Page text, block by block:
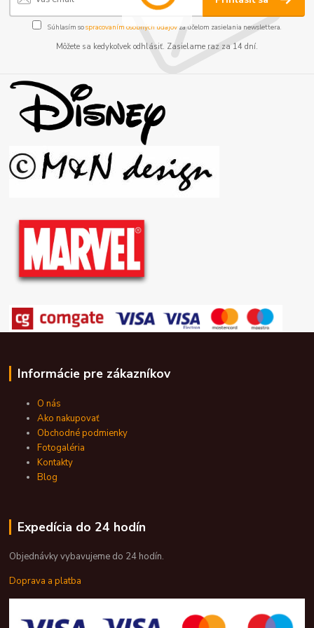
Súhlasím sospracovaním osobných údajov za účelom zasielania newslettera.
Môžete sa kedykoľvek odhlásiť. Zasielame raz za 14 dní.
Informácie pre zákazníkov
O nás
Ako nakupovať
Obchodné podmienky
Fotogaléria
Kontakty
Blog
Expedícia do 24 hodín
Objednávky vybavujeme do 24 hodín.
Doprava a platba